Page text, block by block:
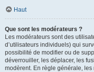
Haut
Que sont les modérateurs ?
Les modérateurs sont des
d’utilisateurs individuels) qui
possibilité de modifier ou de
déverrouiller, les déplacer, les
modèrent. En règle générale,